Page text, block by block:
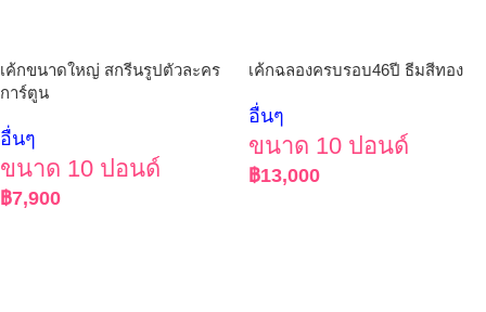
เค้กขนาดใหญ่ สกรีนรูปตัวละคร
การ์ตูน
อื่นๆ
ขนาด 10 ปอนด์
฿7,900
เค้กฉลองครบรอบ46ปี ธีมสีทอง
อื่นๆ
ขนาด 10 ปอนด์
฿13,000